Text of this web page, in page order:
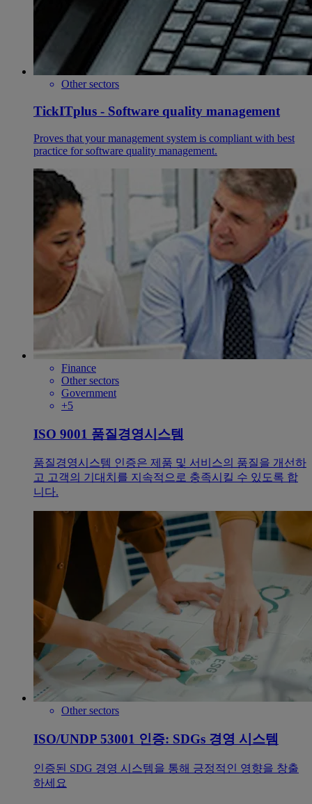
Other sectors
TickITplus - Software quality management
Proves that your management system is compliant with best
practice for software quality management.
Finance
Other sectors
Government
+5
ISO 9001 품질경영시스템
품질경영시스템 인증은 제품 및 서비스의 품질을 개선하
고 고객의 기대치를 지속적으로 충족시킬 수 있도록 합
니다.
Other sectors
ISO/UNDP 53001 인증: SDGs 경영 시스템
인증된 SDG 경영 시스템을 통해 긍정적인 영향을 창출
하세요